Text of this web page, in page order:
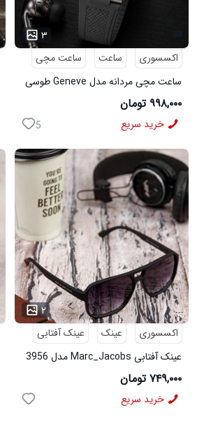
۳
اکسسوری
ساعت
ساعت مچی
ساعت مچی مردانه مدل Geneve طوسی
کد6564
۹۹۸,۰۰۰ تومان
خرید سریع 5
۲
...
اکسسوری
عینک
عینک آفتابی
عینک آفتابی Marc_Jacobs مدل 3956
۷۴۹,۰۰۰ تومان
خرید سریع